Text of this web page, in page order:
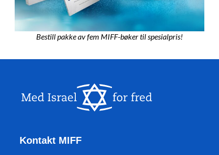
Bestill pakke av fem MIFF-bøker til spesialpris!
Kontakt MIFF